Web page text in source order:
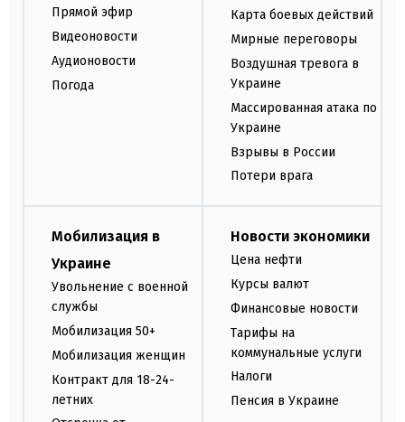
Прямой эфир
Видеоновости
Аудионовости
Погода
Карта боевых действий
Мирные переговоры
Воздушная тревога в
Украине
Массированная атака по
Украине
Взрывы в России
Потери врага
Мобилизация в
Украине
Увольнение с военной
службы
Мобилизация 50+
Мобилизация женщин
Контракт для 18-24-
летних
Новости экономики
Цена нефти
Курсы валют
Финансовые новости
Тарифы на
коммунальные услуги
Налоги
Пенсия в Украине